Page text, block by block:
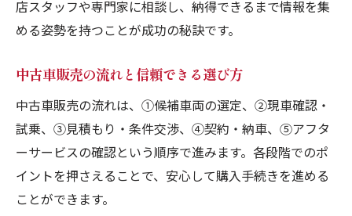
店スタッフや専門家に相談し、納得できるまで情報を集
める姿勢を持つことが成功の秘訣です。
中古車販売の流れと信頼できる選び方
中古車販売の流れは、①候補車両の選定、②現車確認・
試乗、③見積もり・条件交渉、④契約・納車、⑤アフタ
ーサービスの確認という順序で進みます。各段階でのポ
イントを押さえることで、安心して購入手続きを進める
ことができます。